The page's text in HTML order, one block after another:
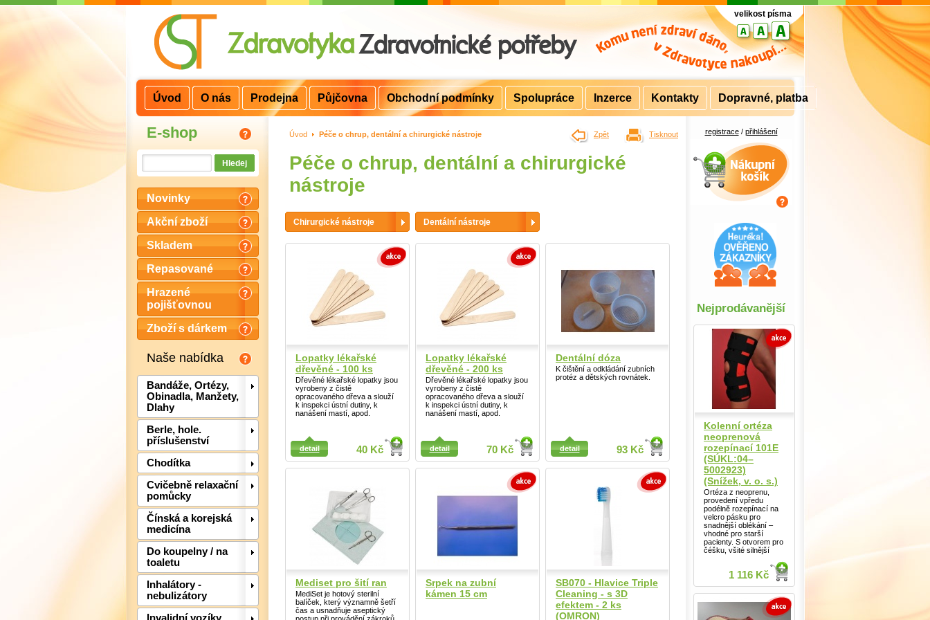
E-shop
Novinky
Akční zboží
Skladem
Repasované
Hrazené
pojišťovnou
Zboží s dárkem
Naše nabídka
Bandáže, Ortézy,
Obinadla, Manžety,
Dlahy
Berle, hole.
příslušenství
Chodítka
Cvičebně relaxační
pomůcky
Čínská a korejská
medicína
Do koupelny / na
toaletu
Inhalátory -
nebulizátory
Úvod > Péče o chrup, dentální a chirurgické nástroje
Péče o chrup, dentální a chirurgické
nástroje
Chirurgické nástroje Dentální nástroje
Lopatky lékařské
dřevěné - 100 ks
Dřevěné lékařské lopatky jsou
vyrobeny z čistě
opracovaného dřeva a slouží
k inspekci ústní dutiny, k
nanášení mastí, apod.
40 Kč
detail
Lopatky lékařské
dřevěné - 200 ks
Dřevěné lékařské lopatky jsou
vyrobeny z čistě
opracovaného dřeva a slouží
k inspekci ústní dutiny, k
nanášení mastí, apod.
70 Kč
Detail
detail
Dentální dóza
K čištění a odkládání zubních
protéz a dětských rovnátek.
93 Kč
Detail
detail
Mediset pro šití ran
MediSet je hotový sterilní
balíček, který významně šetří
čas a usnadňuje aseptický
Srpek na zubní
kámen 15 cm
SB070 - Hlavice Triple
Cleaning - s 3D
efektem - 2 ks
(OMRON)
registrace/ přihlášení
Nákupní košík
velikost písma
Tisknout
Zpět
Nejprodávanější
Kolenní ortéza
neoprenová
rozepínací 101E
(SÚKL:04–
5002923)
(Snížek, v. o. s.)
Ortéza z neoprenu,
provedení vpředu
podélně rozepínací na
velcro pásku pro
snadnější oblékání –
vhodné pro starší
pacienty. S otvorem pro
čéšku, všité silnější
1 116 Kč
Úvod O nás Prodejna Půjčovna Obchodní podmínky Spolupráce Inzerce Kontakty Dopravné, platba